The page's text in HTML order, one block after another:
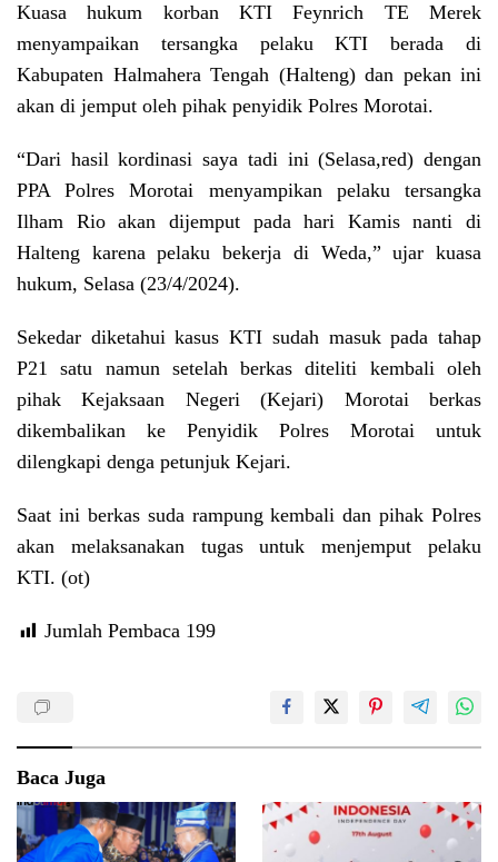
Kuasa hukum korban KTI Feynrich TE Merek
menyampaikan tersangka pelaku KTI berada di
Kabupaten Halmahera Tengah (Halteng) dan pekan ini
akan di jemput oleh pihak penyidik Polres Morotai.
“Dari hasil kordinasi saya tadi ini (Selasa,red) dengan
PPA Polres Morotai menyampikan pelaku tersangka
Ilham Rio akan dijemput pada hari Kamis nanti di
Halteng karena pelaku bekerja di Weda,” ujar kuasa
hukum, Selasa (23/4/2024).
Sekedar diketahui kasus KTI sudah masuk pada tahap
P21 satu namun setelah berkas diteliti kembali oleh
pihak Kejaksaan Negeri (Kejari) Morotai berkas
dikembalikan ke Penyidik Polres Morotai untuk
dilengkapi denga petunjuk Kejari.
Saat ini berkas suda rampung kembali dan pihak Polres
akan melaksanakan tugas untuk menjemput pelaku
KTI. (ot)
Jumlah Pembaca 199
Baca Juga